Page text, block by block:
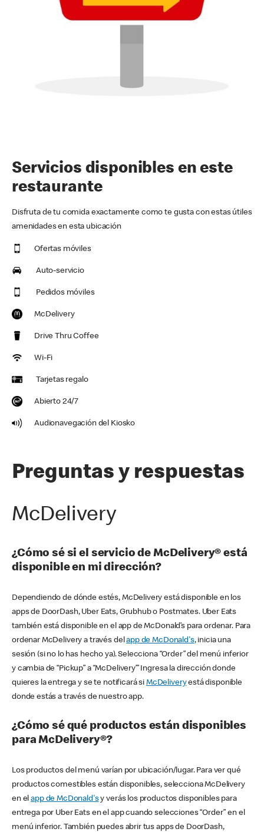
Servicios disponibles en este
restaurante
Disfruta de tu comida exactamente como te gusta con estas útiles
amenidades en esta ubicación
Ofertas móviles
Auto-servicio
Pedidos móviles
McDelivery
Drive Thru Coffee
Wi-Fi
Tarjetas regalo
Abierto 24/7
Audionavegación del Kiosko
Preguntas y respuestas
McDelivery
¿Cómo sé si el servicio de McDelivery® está
disponible en mi dirección?
Dependiendo de dónde estés, McDelivery está disponible en los
apps de DoorDash, Uber Eats, Grubhub o Postmates. Uber Eats
también está disponible en el app de McDonald’s para ordenar. Para
ordenar McDelivery a través delapp de McDonald's, inicia una
sesión (si no lo has hecho ya). Selecciona “Order” del menú inferior
y cambia de “Pickup” a “McDelivery’” Ingresa la dirección donde
quieres la entrega y se te notificará si McDeliveryestá disponible
donde estás a través de nuestro app.
¿Cómo sé qué productos están disponibles
para McDelivery®?
Los productos del menú varían por ubicación/lugar. Para ver qué
productos comestibles están disponibles, selecciona McDelivery
en elapp de McDonald'sy verás los productos disponibles para
entrega por Uber Eats en el app cuando selecciones “Order” en el
menú inferior. También puedes abrir tus apps de DoorDash,